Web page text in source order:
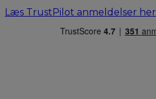
Læs TrustPilot anmeldelser her